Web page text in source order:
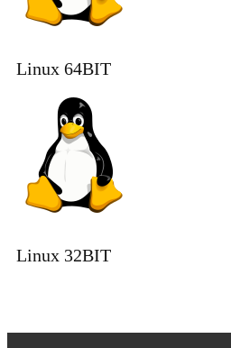
Linux 64BIT
Linux 32BIT